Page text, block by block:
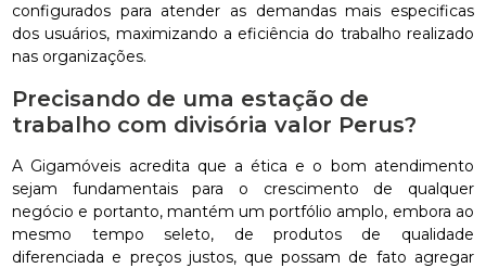
configurados para atender as demandas mais especificas
dos usuários, maximizando a eficiência do trabalho realizado
nas organizações.
Precisando de uma estação de
trabalho com divisória valor Perus?
A Gigamóveis acredita que a ética e o bom atendimento
sejam fundamentais para o crescimento de qualquer
negócio e portanto, mantém um portfólio amplo, embora ao
mesmo tempo seleto, de produtos de qualidade
diferenciada e preços justos, que possam de fato agregar